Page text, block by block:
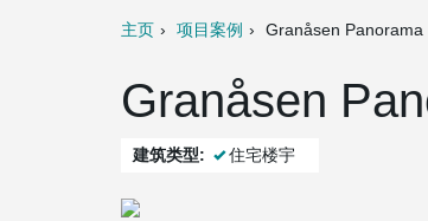
主页 项目案例 Granåsen Panorama
Granåsen
建筑类型: 住宅楼宇